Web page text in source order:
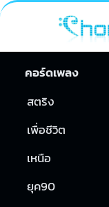
คอร์ดเพลง
สตริง
เพื่อชีวิต
เหนือ
ยุค90